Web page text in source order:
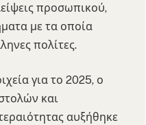
προσωπικού,
με τα οποία
πολίτες.
για το 2025, ο
και
αυξήθηκε